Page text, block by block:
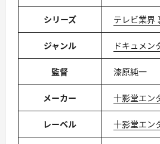
シリーズ テレビ業界
ジャンル ドキュメン
監督 漆原純一
メーカー 十影堂エン
レーベル 十影堂エン